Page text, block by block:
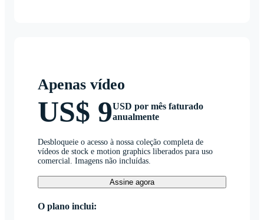
Apenas vídeo
US$ 9USD por mês faturado
anualmente
Desbloqueie o acesso à nossa coleção completa de
vídeos de stock e motion graphics liberados para uso
comercial. Imagens não incluídas.
Assine agora
O plano inclui: